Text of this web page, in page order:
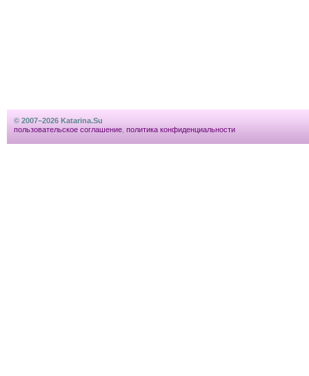
© 2007–2026 Katarina.Su
пользовательское соглашение политика конфиденциальности